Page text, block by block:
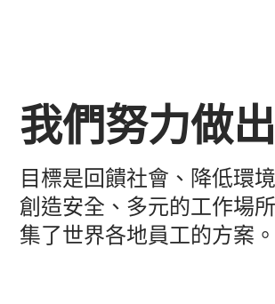
我們努力做
目標是回饋社會、降低環
創造安全、多元的工作場
集了世界各地員工的方案。